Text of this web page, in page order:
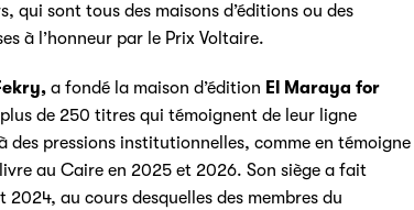
qui sont tous des maisons d’éditions ou des
à l’honneur par le Prix Voltaire.
a fondé la maison d’édition El Maraya for
de 250 titres qui témoignent de leur ligne
pressions institutionnelles, comme en témoigne
au Caire en 2025 et 2026. Son siège a fait
2024, au cours desquelles des membres du